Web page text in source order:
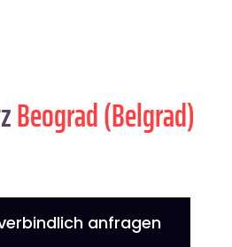
Beograd (Belgrad)
anfragen